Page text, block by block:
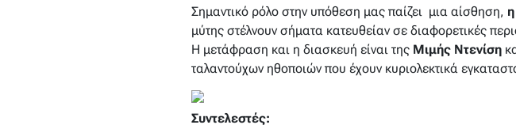
Σημαντικό ρόλο στην υπόθεση μας παίζει μια αίσθηση,
μύτης στέλνουν σήματα κατευθείαν σε διαφορετικές
Η μετάφραση και η διασκευή είναι της Μιμής Ντενίση
ταλαντούχων ηθοποιών που έχουν κυριολεκτικά
Συντελεστές: